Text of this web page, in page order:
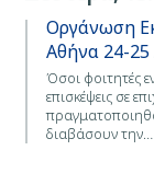
Οργάνωση
Αθήνα 24-25
Όσοι φοιτητές
επισκέψεις σε
διαβάσουν την…